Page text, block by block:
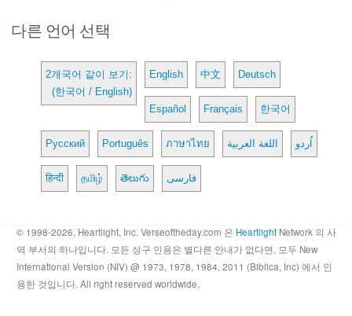
다른 언어 선택
2개국어 같이 보기:
(한국어 / English)
English 中文 Deutsch
Español Français 한국어
Русский Português ภาษาไทย اللغة العربية اُردو
हिन्दी தமிழ் తెలుగు فارسی
© 1998-2026, Heartlight, Inc. Verseoftheday.com 은 Heartlight Network 의 사
역 부서의 하나입니다. 모든 성구 인용은 별다른 안내가 없다면, 모두 New
International Version (NIV) @ 1973, 1978, 1984, 2011 (Biblica, Inc) 에서 인
용한 것입니다. All right reserved worldwide.